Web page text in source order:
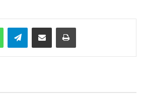
Telegram